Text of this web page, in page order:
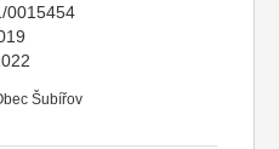
0015454
Šubířov